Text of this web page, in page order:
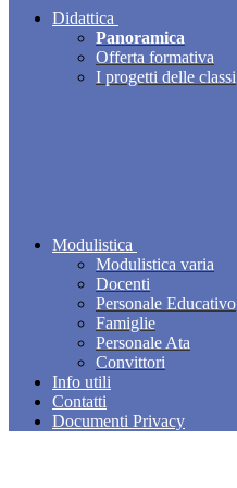
Didattica
Panoramica
Offerta formativa
I progetti delle classi
Modulistica
Modulistica varia
Docenti
Personale Educativo
Famiglie
Personale Ata
Convittori
Info utili
Contatti
Documenti Privacy